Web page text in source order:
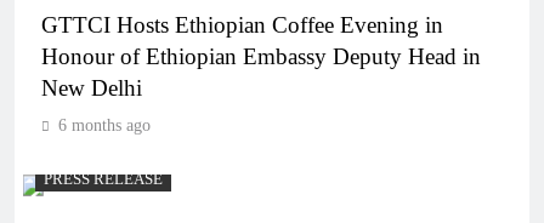
GTTCI Hosts Ethiopian Coffee Evening in
Honour of Ethiopian Embassy Deputy Head in
New Delhi
6 months ago
PRESS RELEASE